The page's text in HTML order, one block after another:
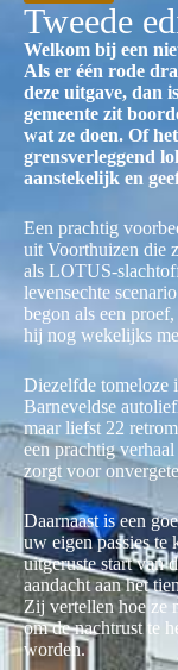
Tweede
Welkom bij een
Als er één rode
deze uitgave, dan
gemeente zit
wat ze doen. Of
grensverleggend
aanstekelijk en
Een prachtig
uit Voorthuizen die
als LOTUS-
levensechte
begon als een
hij nog wekelijks
Diezelfde tomeloze
Barneveldse
maar liefst 22
een prachtig
zorgt voor
Daarnaast is een
uw eigen passies te
uitgeruste start van
aandacht aan het
Zij vertellen hoe ze
om de nachtrust te
worden.